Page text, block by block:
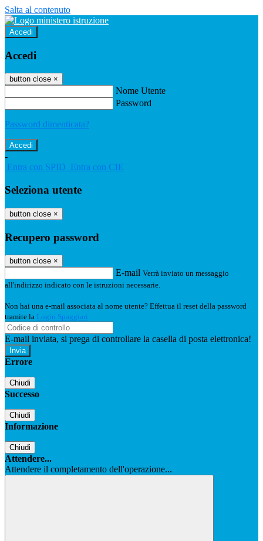
Salta al contenuto
Accedi
Accedi
button close ×
Nome Utente
Password
Password dimenticata?
-
Entra con SPID Entra con CIE
Seleziona utente
button close ×
Recupero password
button close ×
E-mail Verrà inviato un messaggio
all'indirizzo indicato con le istruzioni necessarie.
Non hai una e-mail associata al nome utente? Effettua il reset della password
tramite la Login Spaggiari
E-mail inviata, si prega di controllare la casella di posta elettronica!
Errore
Chiudi
Successo
Chiudi
Informazione
Chiudi
Attendere...
Attendere il completamento dell'operazione...